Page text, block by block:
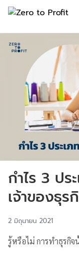
กำไร 3 ปร
เจ้าของธุ
2 มิถุนายน 2021
รู้หรือไม่ การทำธุรกิ